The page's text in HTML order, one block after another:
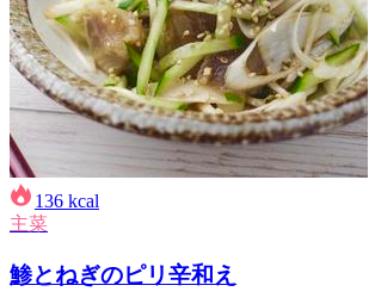
136 kcal
主菜
鯵とねぎのピリ辛和え